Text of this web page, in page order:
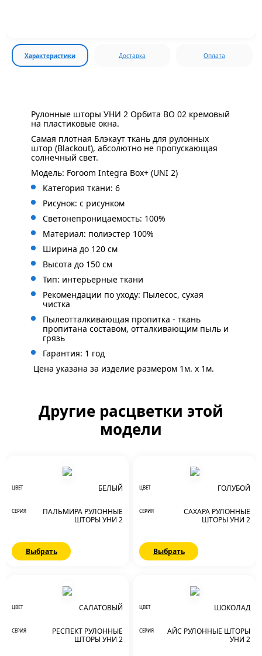
Характеристики Доставка Оплата
Рулонные шторы УНИ 2 Орбита BO 02 кремовый
на пластиковые окна.
Самая плотная Блэкаут ткань для рулонных
штор (Blackout), абсолютно не пропускающая
солнечный свет.
Модель: Foroom Integra Box+ (UNI 2)
Категория ткани: 6
Рисунок: с рисунком
Светонепроницаемость: 100%
Материал: полиэстер 100%
Ширина до 120 см
Высота до 150 см
Тип: интерьерные ткани
Рекомендации по уходу: Пылесос, сухая
чистка
Пылеотталкивающая пропитка - ткань
пропитана составом, отталкивающим пыль и
грязь
Гарантия: 1 год
Цена указана за изделие размером 1м. x 1м.
Другие расцветки этой
модели
ЦВЕТ БЕЛЫЙ
СЕРИЯ
ПАЛЬМИРА РУЛОННЫЕ
ШТОРЫ УНИ 2
Выбрать
ЦВЕТ ГОЛУБОЙ
СЕРИЯ
САХАРА РУЛОННЫЕ
ШТОРЫ УНИ 2
Выбрать
ЦВЕТ САЛАТОВЫЙ
СЕРИЯ
РЕСПЕКТ РУЛОННЫЕ
ШТОРЫ УНИ 2
ЦВЕТ ШОКОЛАД
СЕРИЯ
АЙС РУЛОННЫЕ ШТОРЫ
УНИ 2